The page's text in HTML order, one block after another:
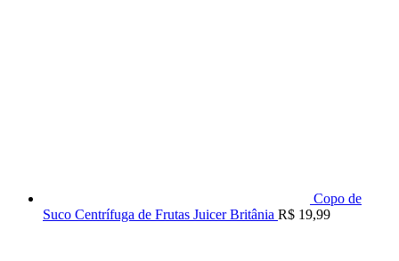
Copo de
Suco Centrífuga de Frutas Juicer Britânia R$ 19,99